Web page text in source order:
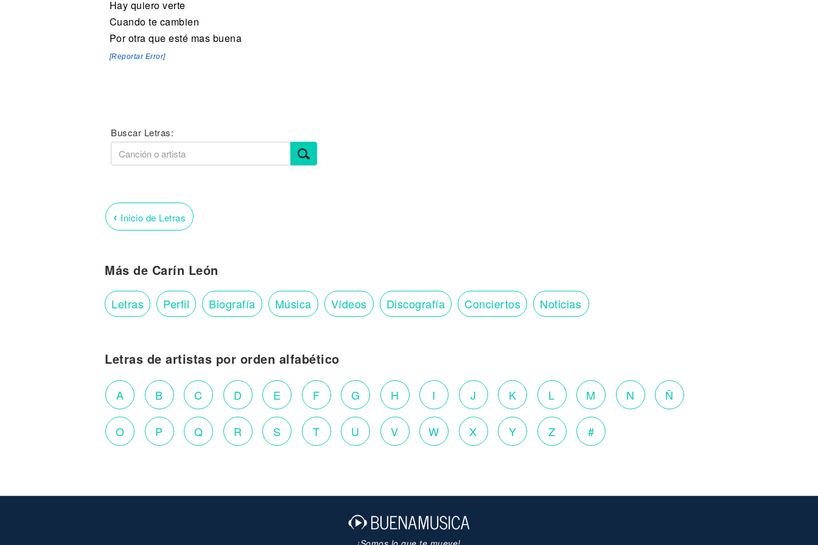
Hay quiero verte
Cuando te cambien
Por otra que esté mas buena
[Reportar Error]
Buscar Letras:
‹ Inicio de Letras
Más de Carín León
Letras Perfil Biografía Música Vídeos Discografía Conciertos Noticias
Letras de artistas por orden alfabético
A B C D E F G H I J K L M N Ñ
O P Q R S T U V W X Y Z #